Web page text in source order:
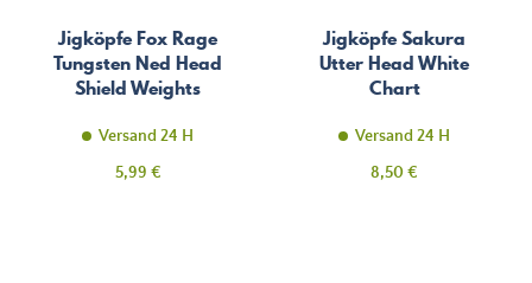
Jigköpfe Fox Rage
Tungsten Ned Head
Shield Weights
Versand 24 H
Preis
5,99 €
Jigköpfe Sakura
Utter Head White
Chart
Versand 24 H
Preis
8,50 €